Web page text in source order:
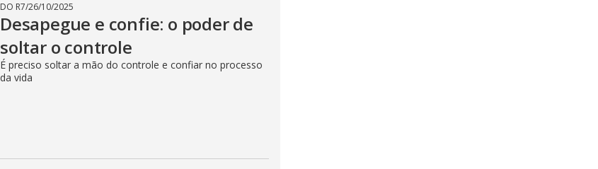
DO R7/26/10/2025
Desapegue e confie: o poder de
soltar o controle
É preciso soltar a mão do controle e confiar no processo
da vida